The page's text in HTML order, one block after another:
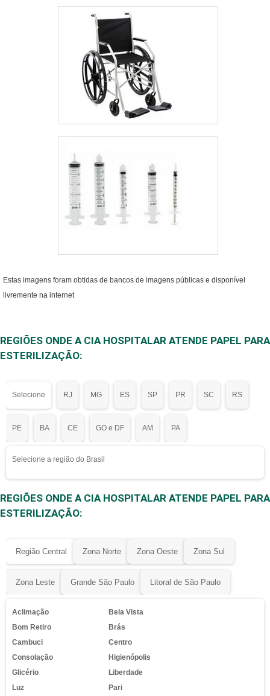
Estas imagens foram obtidas de bancos de imagens públicas e disponível
livremente na internet
REGIÕES ONDE A CIA HOSPITALAR ATENDE PAPEL PARA
ESTERILIZAÇÃO:
Selecione RJ MG ES SP PR SC RS
PE BA CE GO e DF AM PA
Selecione a região do Brasil
REGIÕES ONDE A CIA HOSPITALAR ATENDE PAPEL PARA
ESTERILIZAÇÃO:
Região Central Zona Norte Zona Oeste Zona Sul
Zona Leste Grande São Paulo Litoral de São Paulo
Aclimação
Bela Vista
Bom Retiro
Brás
Cambuci
Centro
Consolação
Higienópolis
Glicério
Liberdade
Luz
Pari